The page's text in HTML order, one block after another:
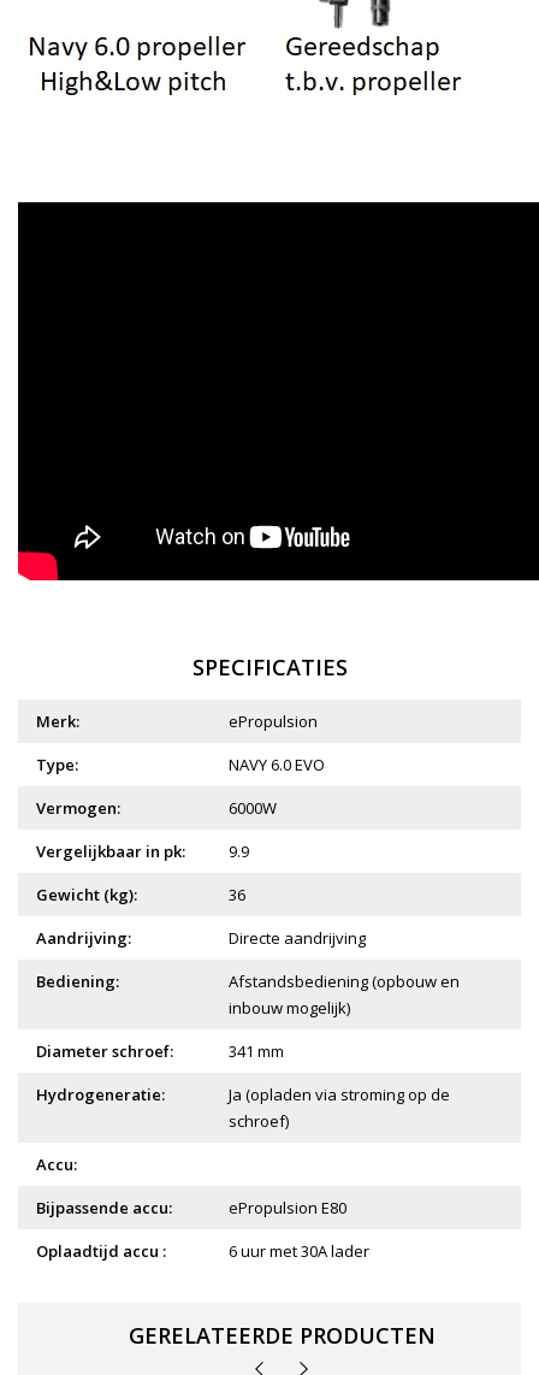
SPECIFICATIES
Merk:
ePropulsion
Type:
NAVY 6.0 EVO
Vermogen:
6000W
Vergelijkbaar in pk:
9.9
Gewicht (kg):
36
Aandrijving:
Directe aandrijving
Bediening:
Afstandsbediening (opbouw en
inbouw mogelijk)
Diameter schroef:
341 mm
Hydrogeneratie:
Ja (opladen via stroming op de
schroef)
Accu:
Bijpassende accu:
ePropulsion E80
Oplaadtijd accu :
6 uur met 30A lader
GERELATEERDE PRODUCTEN